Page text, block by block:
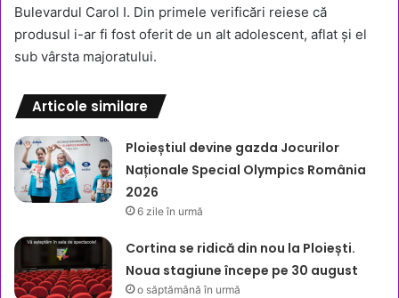
Bulevardul Carol I. Din primele verificări reiese că
produsul i-ar fi fost oferit de un alt adolescent, aflat și el
sub vârsta majoratului.
Articole similare
Ploieștiul devine gazda Jocurilor
Naționale Special Olympics România
2026
6 zile în urmă
Cortina se ridică din nou la Ploiești.
Noua stagiune începe pe 30 august
o săptămână în urmă